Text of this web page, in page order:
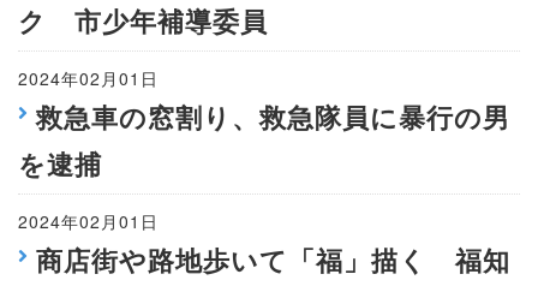
ク 市少年補導委員
2024年02月01日
救急車の窓割り、救急隊員に暴行の男
を逮捕
2024年02月01日
商店街や路地歩いて「福」描く 福知